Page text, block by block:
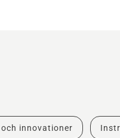
innovationer